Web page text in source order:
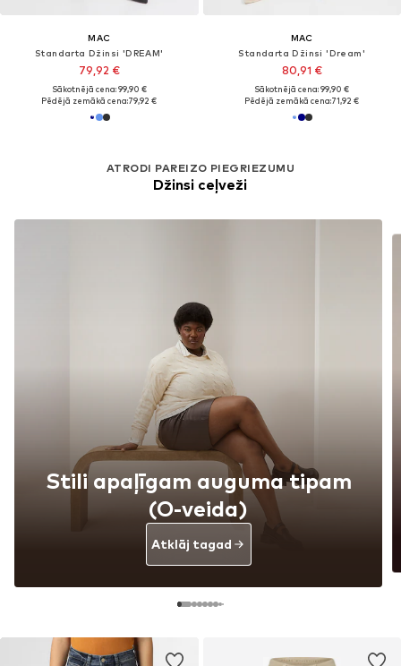
MAC
Standarta Džinsi 'DREAM'
79,92 €
Sākotnējā cena: 99,90 €
Pēdējā zemākā cena:79,92 €
MAC
Standarta Džinsi 'Dream'
80,91 €
Sākotnējā cena: 99,90 €
Pēdējā zemākā cena:71,92 €
ATRODI PAREIZO PIEGRIEZUMU
Džinsi ceļveži
Stili apaļīgam auguma tipam
(O-veida)
Atklāj tagad